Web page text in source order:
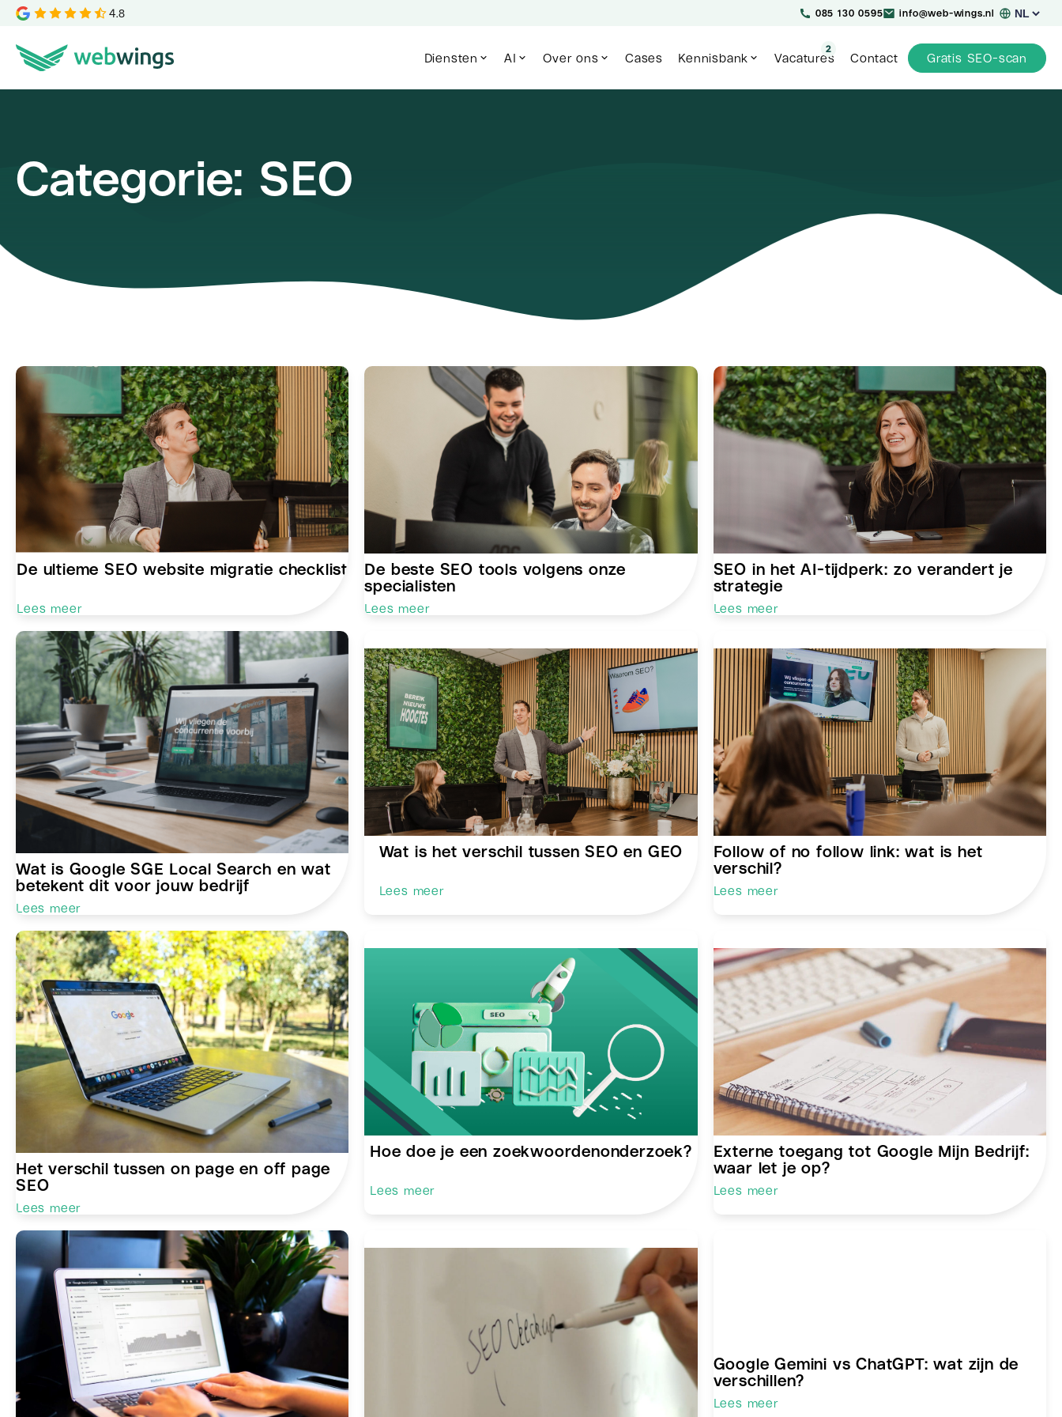
4.8 085 130 0595 info@web-wings.nl
Kies
taal
Diensten
AI Over ons Cases Kennisbank Vacatures
2
Contact Gratis SEO-scan
Categorie: SEO
De ultieme SEO website migratie checklist
Lees meer
De beste SEO tools volgens onze
specialisten
Lees meer
SEO in het AI-tijdperk: zo verandert je
strategie
Lees meer
Wat is Google SGE Local Search en wat
betekent dit voor jouw bedrijf
Lees meer
Wat is het verschil tussen SEO en GEO
Lees meer
Follow of no follow link: wat is het
verschil?
Lees meer
Het verschil tussen on page en off page
SEO
Lees meer
Hoe doe je een zoekwoordenonderzoek?
Lees meer
Externe toegang tot Google Mijn Bedrijf:
waar let je op?
Lees meer
Google Gemini vs ChatGPT: wat zijn de
verschillen?
Lees meer